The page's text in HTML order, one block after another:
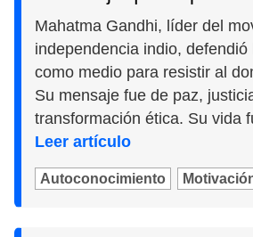
Mahatma Gandhi, líder del
independencia indio, defendió
como medio para resistir al
Su mensaje fue de paz,
transformación ética. Su vida
Leer artículo
Autoconocimiento